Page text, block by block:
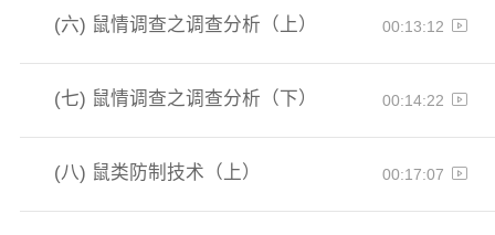
(六) 鼠情调查之调查分析（上） 00:13:12
(七) 鼠情调查之调查分析（下） 00:14:22
(八) 鼠类防制技术（上） 00:17:07